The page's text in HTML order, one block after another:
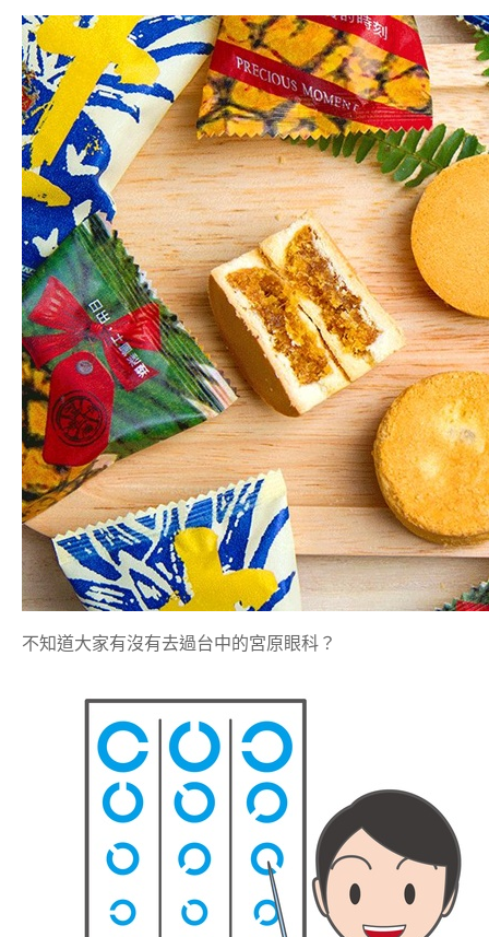
不知道大家有沒有去過台中的宮原眼科？